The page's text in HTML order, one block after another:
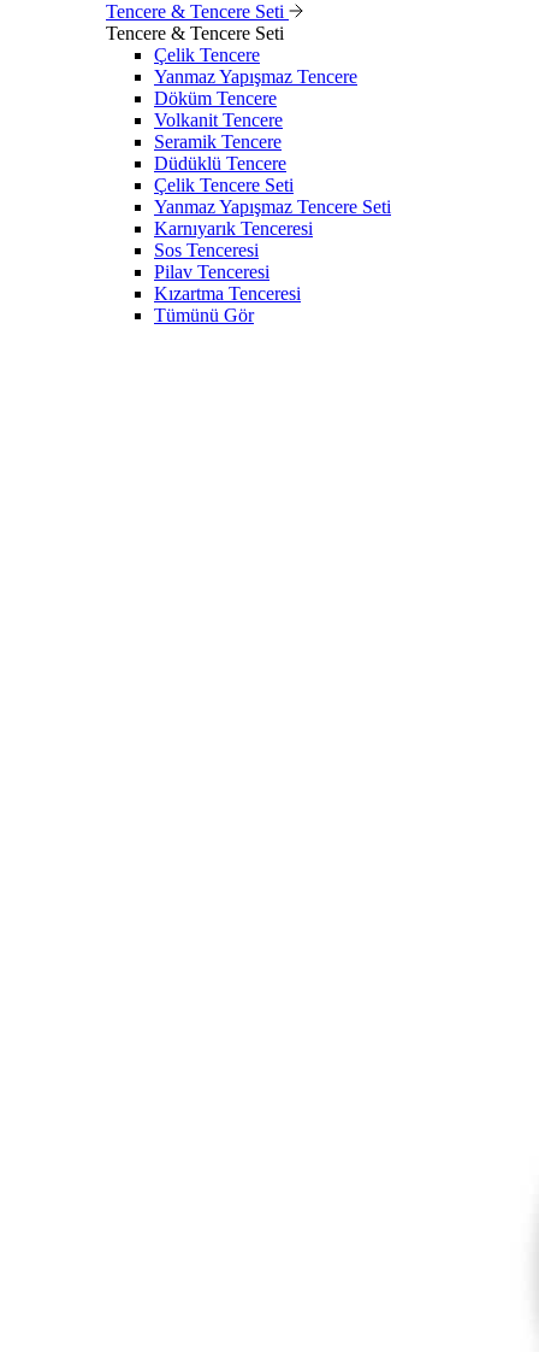
Tencere & Tencere Seti
Tencere & Tencere Seti
Çelik Tencere
Yanmaz Yapışmaz Tencere
Döküm Tencere
Volkanit Tencere
Seramik Tencere
Düdüklü Tencere
Çelik Tencere Seti
Yanmaz Yapışmaz Tencere Seti
Karnıyarık Tenceresi
Sos Tenceresi
Pilav Tenceresi
Kızartma Tenceresi
Tümünü Gör